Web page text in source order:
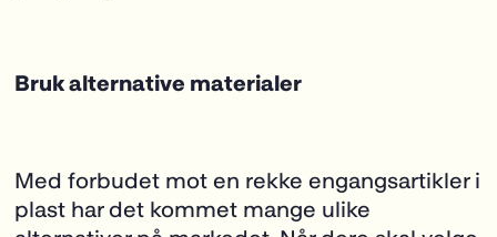
Bruk alternative materialer
Med forbudet mot en rekke engangsartikler i
plast har det kommet mange ulike